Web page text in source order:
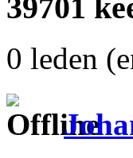
39701
0 leden